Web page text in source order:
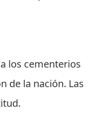
los cementerios
de la nación. Las